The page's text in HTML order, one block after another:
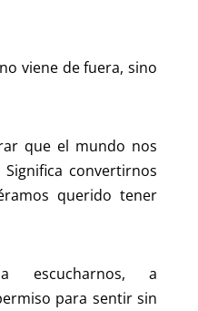
viene de fuera, sino
que el mundo nos
convertirnos
querido tener
escucharnos, a
para sentir sin